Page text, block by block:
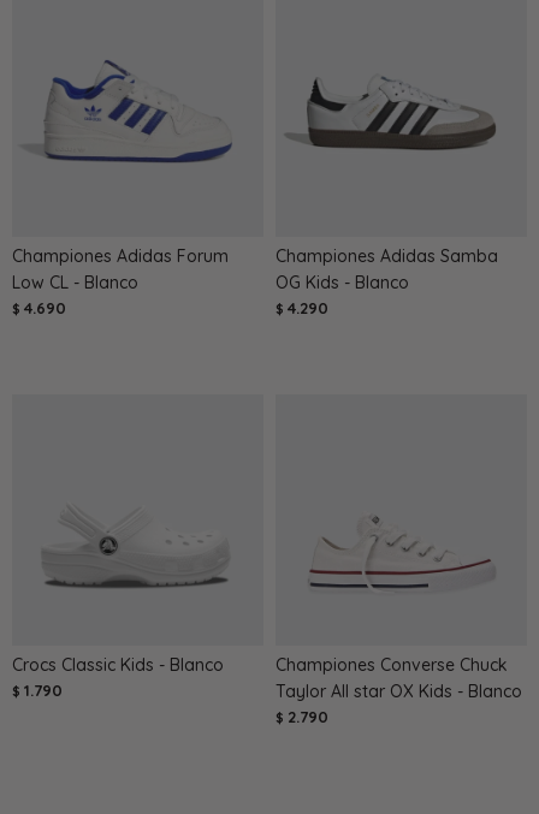
Championes Adidas Forum
Low CL - Blanco
$ 4.690
Championes Adidas Samba
OG Kids - Blanco
$ 4.290
Crocs Classic Kids - Blanco
$ 1.790
Championes Converse Chuck
Taylor All star OX Kids - Blanco
$ 2.790